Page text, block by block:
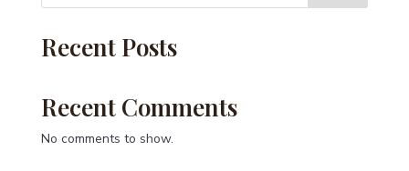
Recent Posts
Recent Comments
No comments to show.